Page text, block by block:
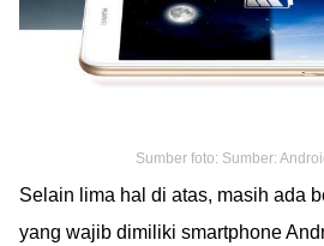
Sumber foto: Sumber:
Selain lima hal di atas, masih ada
yang wajib dimiliki smartphone